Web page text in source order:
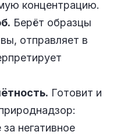
концентрацию.
Берёт образцы
отправляет в
Готовит и
негативное